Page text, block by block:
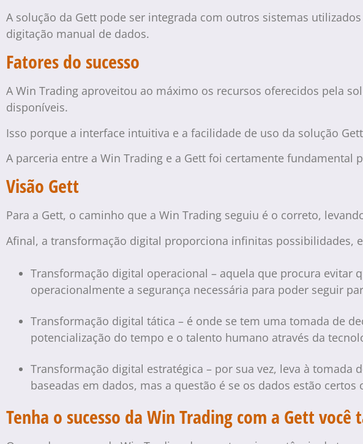
A solução da Gett pode ser integrada com outros sistemas
digitação manual de dados.
Fatores do sucesso
A Win Trading aproveitou ao máximo os recursos oferecidos pela
disponíveis.
Isso porque a interface intuitiva e a facilidade de uso da solução
A parceria entre a Win Trading e a Gett foi certamente
Visão Gett
Para a Gett, o caminho que a Win Trading seguiu é o correto,
Afinal, a transformação digital proporciona infinitas possibilidades,
Transformação digital operacional – aquela que procura
operacionalmente a segurança necessária para poder seguir
Transformação digital tática – é onde se tem uma tomada de
potencialização do tempo e o talento humano através da
Transformação digital estratégica – por sua vez, leva à
baseadas em dados, mas a questão é se os dados estão certos
Tenha o sucesso da Win Trading com a Gett você